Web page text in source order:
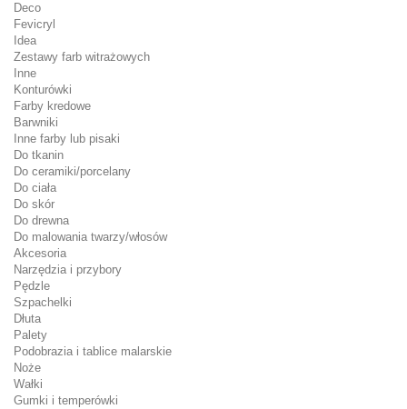
Deco
Fevicryl
Idea
Zestawy farb witrażowych
Inne
Konturówki
Farby kredowe
Barwniki
Inne farby lub pisaki
Do tkanin
Do ceramiki/porcelany
Do ciała
Do skór
Do drewna
Do malowania twarzy/włosów
Akcesoria
Narzędzia i przybory
Pędzle
Szpachelki
Dłuta
Palety
Podobrazia i tablice malarskie
Noże
Wałki
Gumki i temperówki